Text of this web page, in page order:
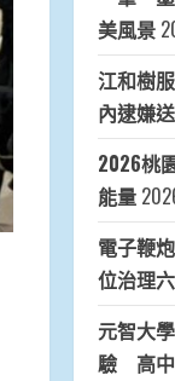
美風景
江和樹
內逮嫌
2026桃
能量
電子鞭
位治理
元智大
驗 高中